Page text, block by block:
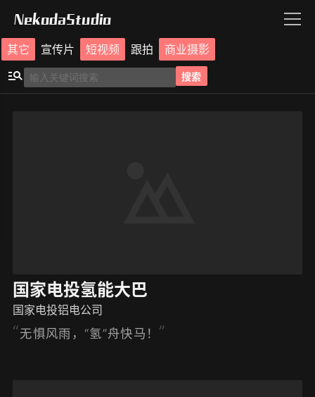
NekodaStudio
其它 宣传片 短视频 跟拍 商业摄影
搜索
国家电投氢能大巴
国家电投铝电公司
无惧风雨，“氢”舟快马！